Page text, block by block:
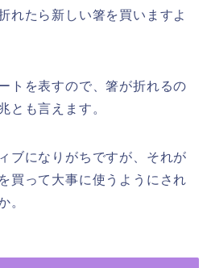
れたら新しい箸を買いますよ
トを表すので、箸が折れるの
とも言えます。
ブになりがちですが、それが
買って大事に使うようにされ
。